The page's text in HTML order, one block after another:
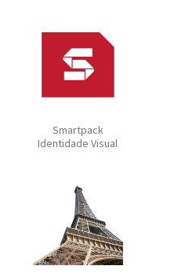
Smartpack
Identidade Visual